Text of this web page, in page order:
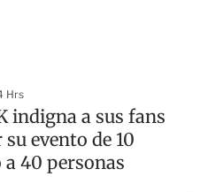
Hrs
indigna a sus fans
evento de 10
40 personas